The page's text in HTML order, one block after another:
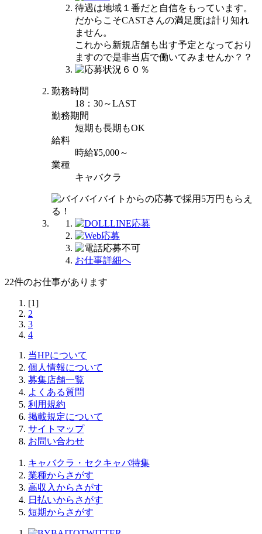
待遇は地域１番だと自信をもっています。
だからこそCASTさんの満足度は計り知れ
ません。
これから新規店舗も出す予定となっており
ますので是非当店で働いてみませんか？？
勤務時間
18：30～LAST
勤務期間
短期も長期もOK
給料
時給¥5,000～
業種
キャバクラ
お仕事詳細へ
22件のお仕事があります
[1]
2
3
4
当HPについて
個人情報について
募集店舗一覧
よくある質問
利用規約
掲載規定について
サイトマップ
お問い合わせ
キャバクラ・セクキャバ特集
業種からさがす
高収入からさがす
日払いからさがす
短期からさがす